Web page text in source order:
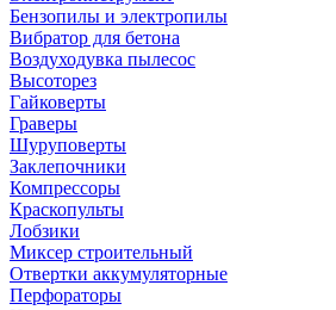
Бензопилы и электропилы
Вибратор для бетона
Воздуходувка пылесос
Высоторез
Гайковерты
Граверы
Шуруповерты
Заклепочники
Компрессоры
Краскопульты
Лобзики
Миксер строительный
Отвертки аккумуляторные
Перфораторы